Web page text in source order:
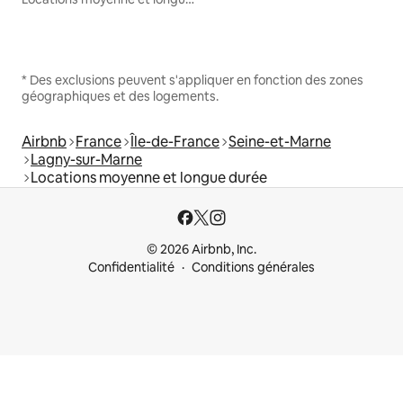
* Des exclusions peuvent s'appliquer en fonction des zones
géographiques et des logements.
Airbnb France Île-de-France Seine-et-Marne
Lagny-sur-Marne
Locations moyenne et longue durée
© 2026 Airbnb, Inc.
Confidentialité
Conditions générales